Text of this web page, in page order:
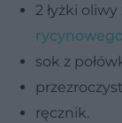
2 łyżki
rycynowego
sok z
ręcznik.